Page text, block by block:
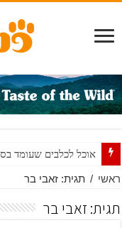
אוכל לכלבים שעומד
מים ואוכל לכלבים
כל מה שרציתם לדעת
ראשי / תגית: זאבי בר
תגית: זאבי בר